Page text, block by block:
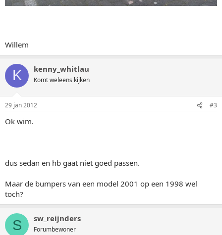
Willem
K kenny_whitlau
Komt weleens kijken
29 jan 2012 #3
Ok wim.
dus sedan en hb gaat niet goed passen.
Maar de bumpers van een model 2001 op een 1998 wel
toch?
S sw_reijnders
Forumbewoner